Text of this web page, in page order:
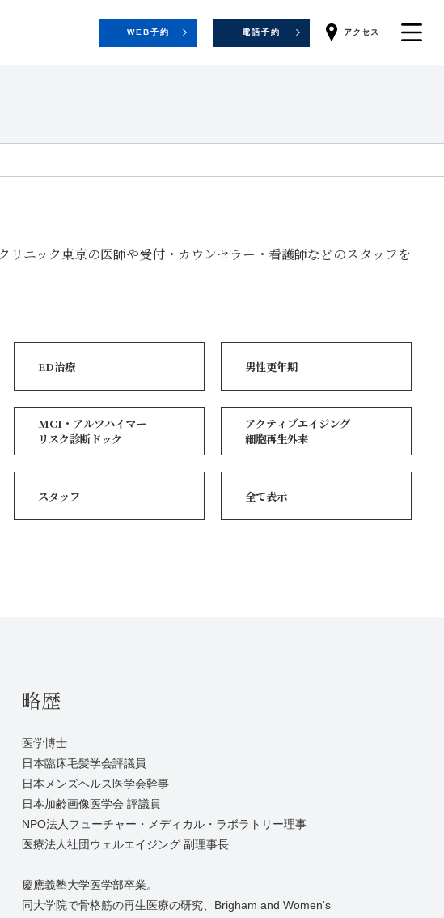
WEB予約 電話予約 アクセス
ニック東京の医師や受付・カウンセラー・看護師などのスタッフを
ED治療 男性更年期
MCI・アルツハイマー
リスク診断ドック
アクティブエイジング
細胞再生外来
スタッフ 全て表示
略歴
医学博士
日本臨床毛髪学会評議員
日本メンズヘルス医学会幹事
日本加齢画像医学会 評議員
NPO法人フューチャー・メディカル・ラボラトリー理事
医療法人社団ウェルエイジング 副理事長
慶應義塾大学医学部卒業。
同大学院で骨格筋の再生医療の研究、Brigham and Women's